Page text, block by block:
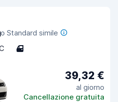
o Standard simile
4
39,32 €
al giorno
Cancellazione gratuita